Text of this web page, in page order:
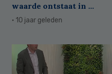
waarde ontstaat in ...
· 10 jaar geleden